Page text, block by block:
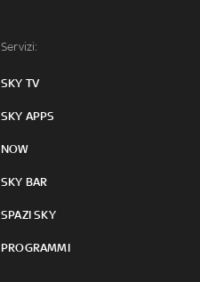
Servizi:
SKY TV
SKY APPS
NOW
SKY BAR
SPAZI SKY
PROGRAMMI